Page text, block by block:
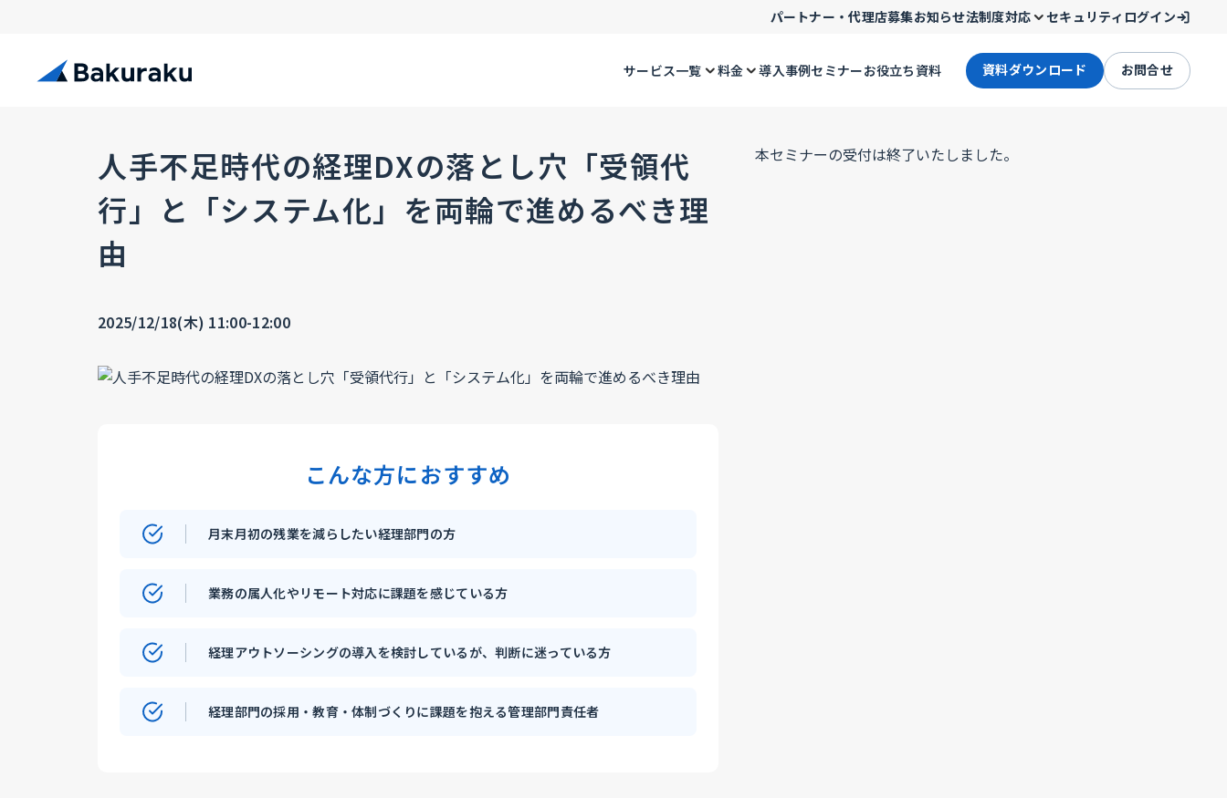
パートナー・代理店募集お知らせ法制度対応 セキュリティ ログイン
サービス一覧 料金 導入事例セミナーお役立ち資料 資料ダウンロード お問合せ
人手不足時代の経理DXの落とし穴「受領代
行」と「システム化」を両輪で進めるべき理
由
2025/12/18(木) 11:00-12:00
こんな方におすすめ
月末月初の残業を減らしたい経理部門の方
業務の属人化やリモート対応に課題を感じている方
経理アウトソーシングの導入を検討しているが、判断に迷っている方
経理部門の採用・教育・体制づくりに課題を抱える管理部門責任者
本セミナーの受付は終了いたしました。